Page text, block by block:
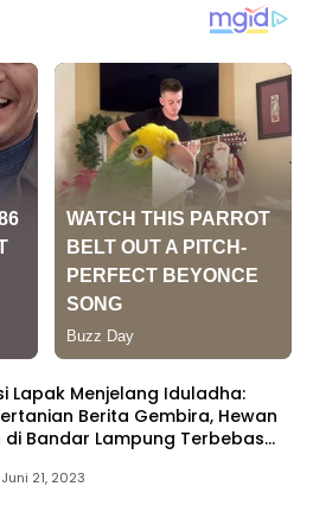
Lapak Menjelang Iduladha:
Berita Gembira, Hewan
di Bandar Lampung Terbebas
Juni 21, 2023